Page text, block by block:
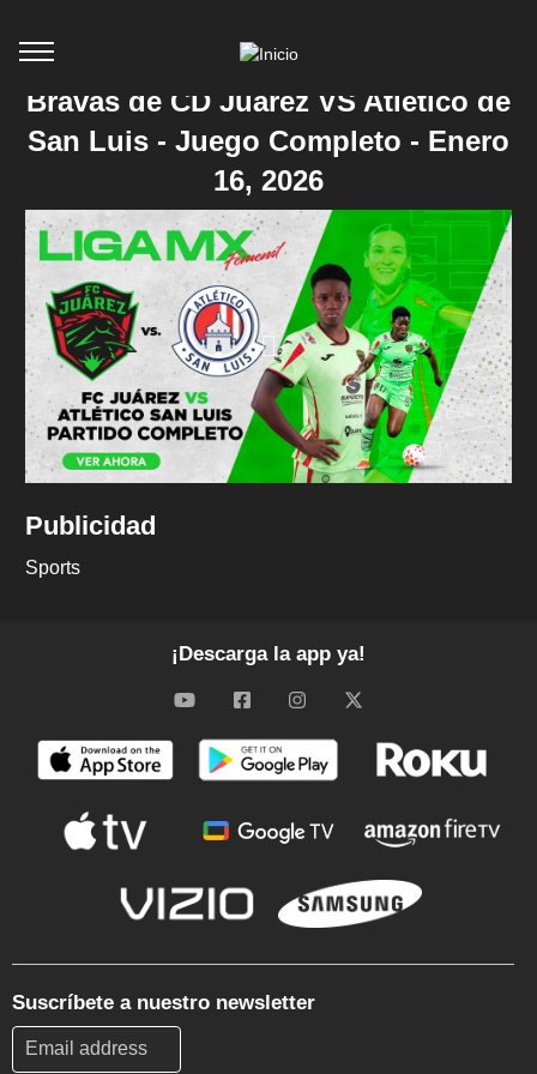
Bravas de CD Juarez VS Atlético de
San Luis - Juego Completo - Enero
16, 2026
Publicidad
Sports
¡Descarga la app ya!
Suscríbete a nuestro newsletter